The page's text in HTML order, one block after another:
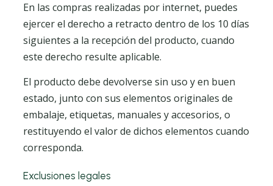
En las compras realizadas por internet, puedes
ejercer el derecho a retracto dentro de los 10 días
siguientes a la recepción del producto, cuando
este derecho resulte aplicable.
El producto debe devolverse sin uso y en buen
estado, junto con sus elementos originales de
embalaje, etiquetas, manuales y accesorios, o
restituyendo el valor de dichos elementos cuando
corresponda.
Exclusiones legales